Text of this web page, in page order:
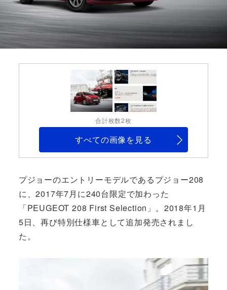
合計枚数2枚
すべての画像を見る
プジョーのエントリーモデルであるプジョー208
に、2017年7月に240台限定で加わった
「PEUGEOT 208 First Selection」。2018年1月
5日、再び特別仕様車として追加発売されまし
た。